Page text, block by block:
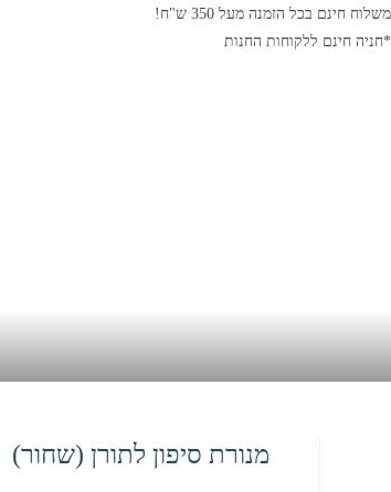
משלוח חינם בכל הזמנה מעל 350 ש"ח!
*חניה חינם ללקוחות החנות
מנורת סיפון לתורן (שחור)